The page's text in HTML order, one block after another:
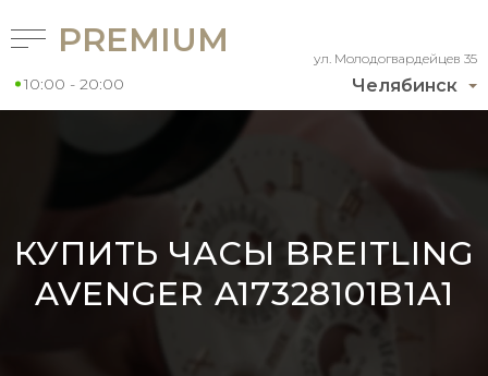
Челябинск
ул. Молодогвардейцев 35
PREMIUM
10:00 - 20:00
КУПИТЬ ЧАСЫ BREITLING
AVENGER A17328101B1A1